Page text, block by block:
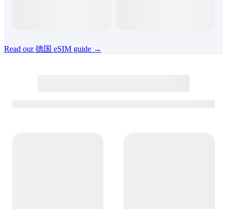
Read our 德国 eSIM guide →